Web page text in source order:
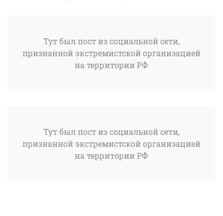
Тут был пост из социальной сети,
признанной экстремистской организацией
на территории РФ
Тут был пост из социальной сети,
признанной экстремистской организацией
на территории РФ